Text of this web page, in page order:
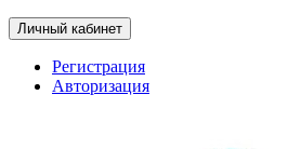
Личный кабинет
Регистрация
Авторизация